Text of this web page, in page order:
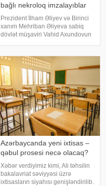
bağlı nekroloq imzalayıblar
Prezident İlham Əliyev və Birinci
xanım Mehriban Əliyeva sabiq
dövlət müşaviri Vahid Axundovun
"Azərbaycan ictimaiyyətinə ağır
itki üz vermişdir
Azərbaycanda yeni ixtisas –
qəbul prosesi necə olacaq?
Xəbər verdiyimiz kimi, Ali təhsilin
bakalavriat səviyyəsi üzrə
ixtisasların siyahısı genişləndirilib.